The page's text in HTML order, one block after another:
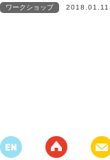
ワークショップ 2018.01.11